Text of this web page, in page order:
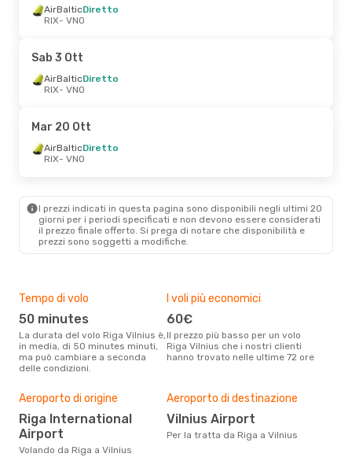
Mar 22 Set- Mer 23 Set
AirBaltic
VNO - RIX
AirBalticDiretto
RIX- VNO
AirBalticDiretto
VNO
- RIX
AirBalticDiretto
RIX- VNO
Sab 3 Ott
AirBalticDiretto
RIX- VNO
Mar 20 Ott
AirBalticDiretto
RIX- VNO
I prezzi indicati in questa pagina sono disponibili negli ultimi 20
giorni per i periodi specificati e non devono essere considerati
il ​​prezzo finale offerto. Si prega di notare che disponibilità e
prezzi sono soggetti a modifiche.
Tempo di volo
50 minutes
La durata del volo Riga Vilnius è,
in media, di 50 minutes minuti,
ma può cambiare a seconda
delle condizioni.
I voli più economici
60€
Il prezzo più basso per un volo
Riga Vilnius che i nostri clienti
hanno trovato nelle ultime 72 ore
Aeroporto di origine
Riga International
Airport
Volando da Riga a Vilnius
Aeroporto di destinazione
Vilnius Airport
Per la tratta da Riga a Vilnius